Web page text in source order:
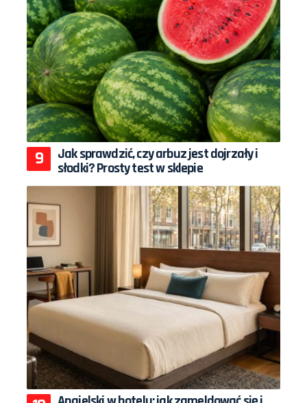
Jak sprawdzić, czy arbuz jest dojrzały i
słodki? Prosty test w sklepie